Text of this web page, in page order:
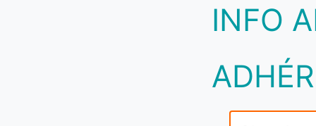
INFO